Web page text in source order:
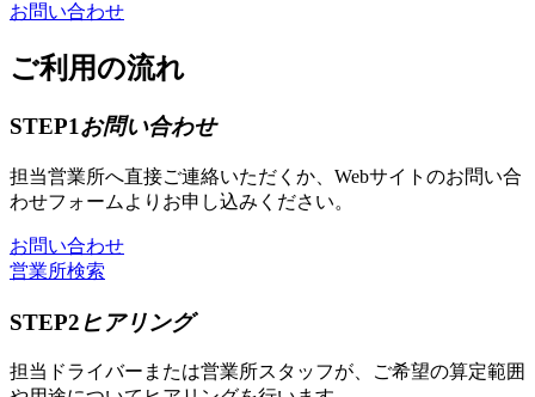
お問い合わせ
ご利用の流れ
STEP1お問い合わせ
担当営業所へ直接ご連絡いただくか、Webサイトのお問い合
わせフォームよりお申し込みください。
お問い合わせ
営業所検索
STEP2 ヒアリング
担当ドライバーまたは営業所スタッフが、ご希望の算定範囲